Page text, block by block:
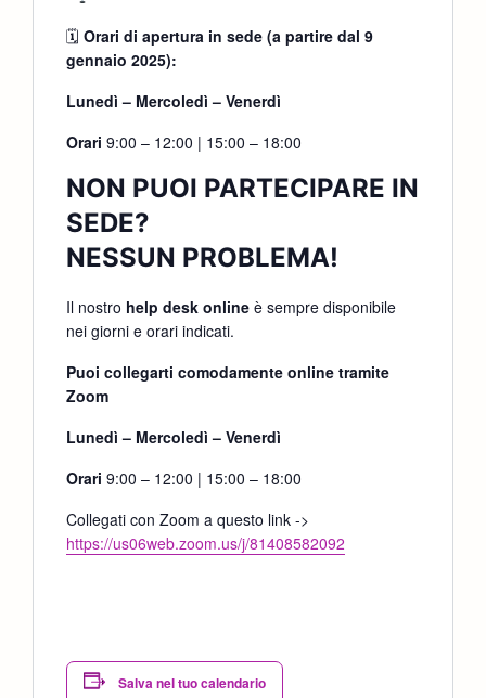
🗓 Orari di apertura in sede (a partire dal 9
gennaio 2025):
Lunedì – Mercoledì – Venerdì
Orari 9:00 – 12:00 | 15:00 – 18:00
NON PUOI PARTECIPARE IN
SEDE?
NESSUN PROBLEMA!
Il nostro help desk online è sempre disponibile
nei giorni e orari indicati.
Puoi collegarti comodamente online tramite
Zoom
Lunedì – Mercoledì – Venerdì
Orari 9:00 – 12:00 | 15:00 – 18:00
Collegati con Zoom a questo link ->
https://us06web.zoom.us/j/81408582092
Salva nel tuo calendario